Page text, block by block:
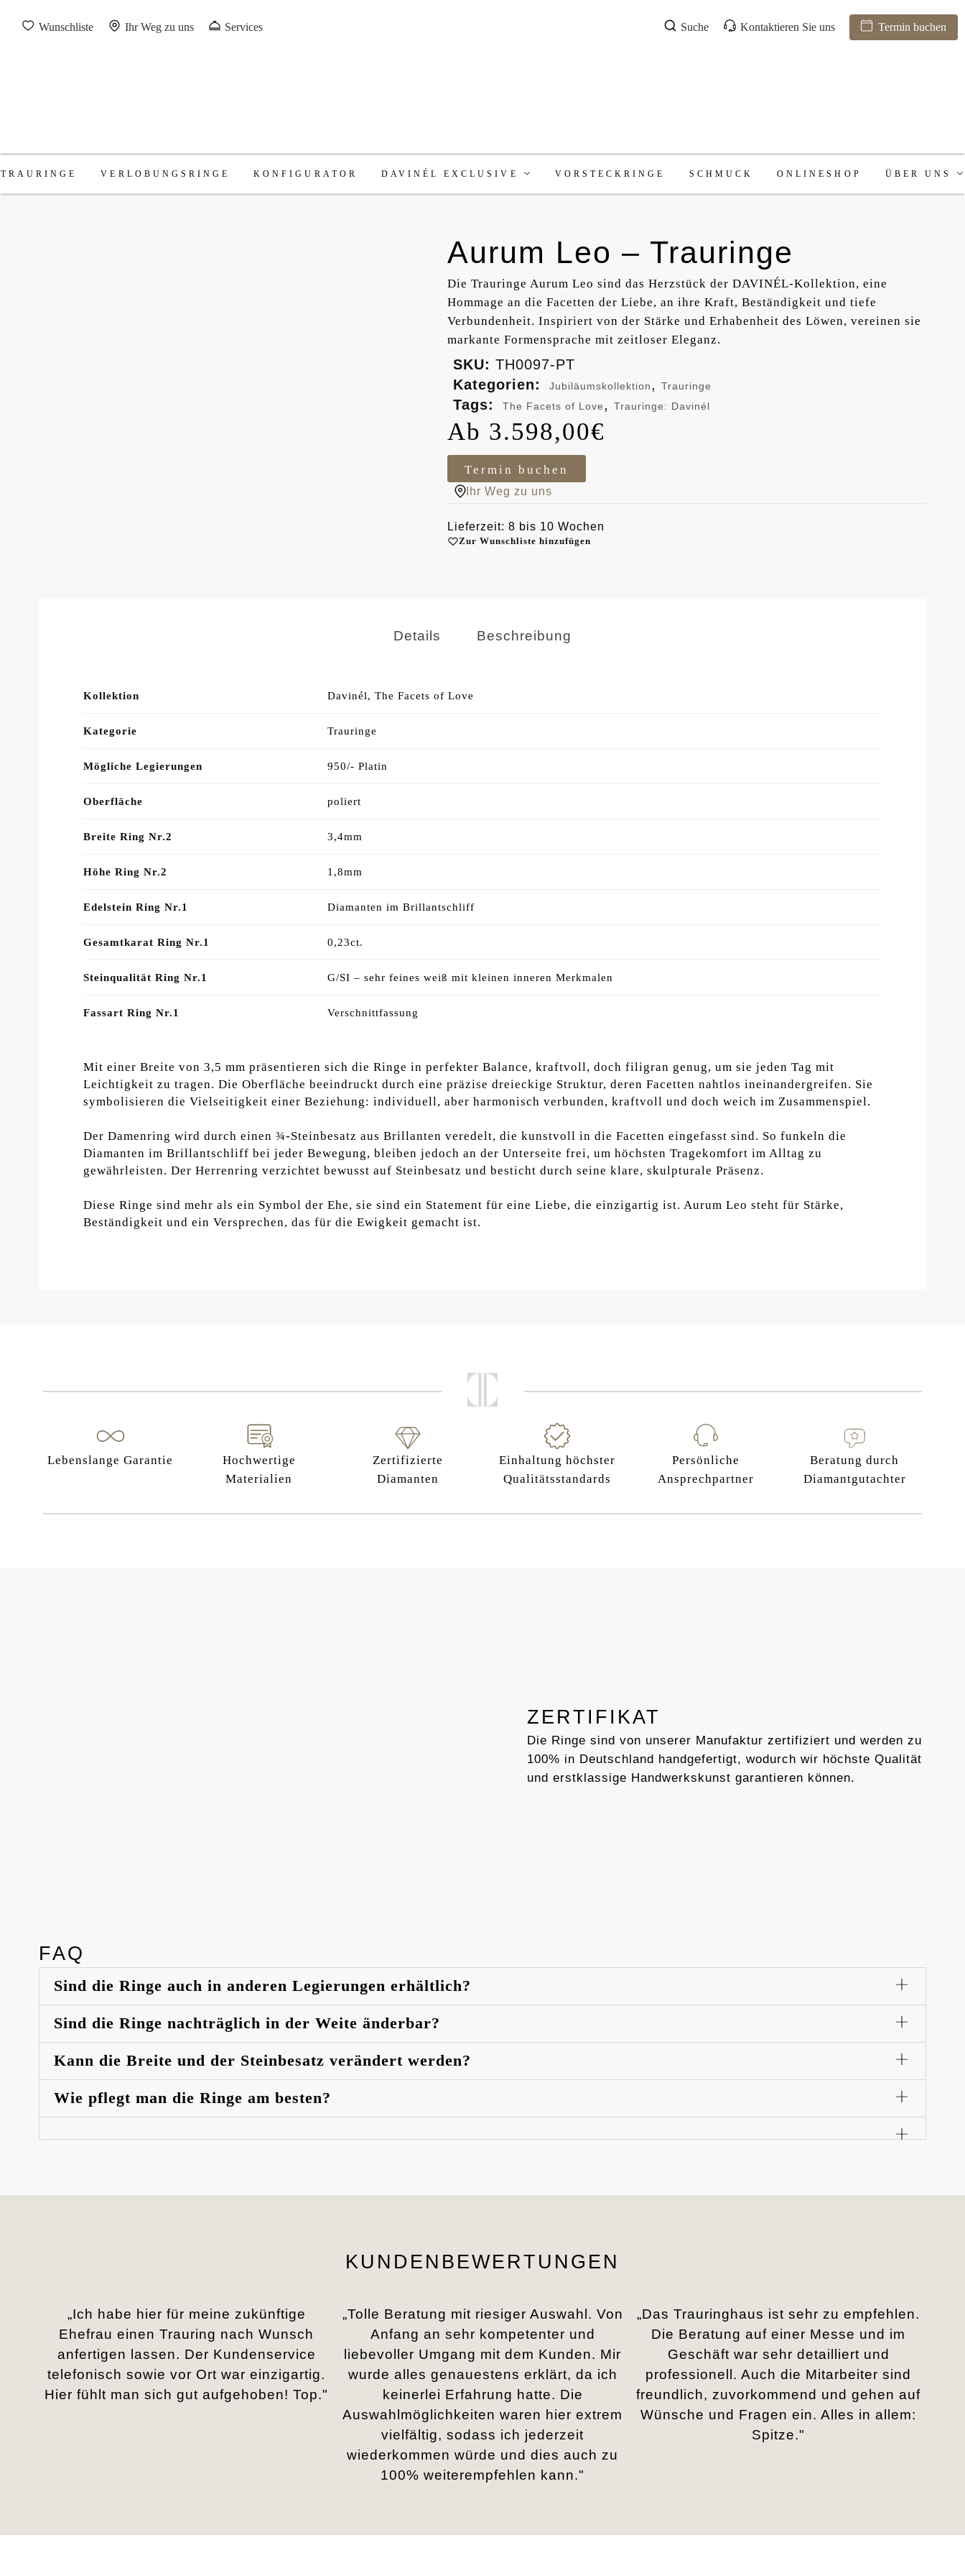
Wunschliste Ihr Weg zu uns Services Suche Kontaktieren Sie uns Termin buchen
TRAURINGE VERLOBUNGSRINGE KONFIGURATOR DAVINÉL EXCLUSIVE VORSTECKRINGE SCHMUCK ONLINESHOP ÜBER UNS
Aurum Leo – Trauringe
Die Trauringe Aurum Leo sind das Herzstück der DAVINÉL-Kollektion, eine
Hommage an die Facetten der Liebe, an ihre Kraft, Beständigkeit und tiefe
Verbundenheit. Inspiriert von der Stärke und Erhabenheit des Löwen, vereinen sie
markante Formensprache mit zeitloser Eleganz.
SKU: TH0097-PT
Kategorien:
Jubiläumskollektion, Trauringe
Tags: The Facets of Love, Trauringe: Davinél
3.598,00€
Termin buchen
Ihr Weg zu uns
Lieferzeit: 8 bis 10 Wochen
Zur Wunschliste hinzufügen
Details Beschreibung
Kollektion Davinél, The Facets of Love
Kategorie Trauringe
Mögliche Legierungen 950/- Platin
Oberfläche poliert
Breite Ring Nr.2 3,4mm
Höhe Ring Nr.2 1,8mm
Edelstein Ring Nr.1 Diamanten im Brillantschliff
Gesamtkarat Ring Nr.1 0,23ct.
Steinqualität Ring Nr.1 G/SI – sehr feines weiß mit kleinen inneren Merkmalen
Fassart Ring Nr.1 Verschnittfassung
Mit einer Breite von 3,5 mm präsentieren sich die Ringe in perfekter Balance, kraftvoll, doch filigran genug, um sie jeden Tag mit
Leichtigkeit zu tragen. Die Oberfläche beeindruckt durch eine präzise dreieckige Struktur, deren Facetten nahtlos ineinandergreifen. Sie
symbolisieren die Vielseitigkeit einer Beziehung: individuell, aber harmonisch verbunden, kraftvoll und doch weich im Zusammenspiel.
Der Damenring wird durch einen ¾-Steinbesatz aus Brillanten veredelt, die kunstvoll in die Facetten eingefasst sind. So funkeln die
Diamanten im Brillantschliff bei jeder Bewegung, bleiben jedoch an der Unterseite frei, um höchsten Tragekomfort im Alltag zu
gewährleisten. Der Herrenring verzichtet bewusst auf Steinbesatz und besticht durch seine klare, skulpturale Präsenz.
Diese Ringe sind mehr als ein Symbol der Ehe, sie sind ein Statement für eine Liebe, die einzigartig ist. Aurum Leo steht für Stärke,
Beständigkeit und ein Versprechen, das für die Ewigkeit gemacht ist.
Lebenslange Garantie
Hochwertige
Materialien
Zertifizierte
Diamanten
Einhaltung höchster
Qualitätsstandards
Persönliche
Ansprechpartner
Beratung durch
Diamantgutachter
ZERTIFIKAT
Die Ringe sind von unserer Manufaktur zertifiziert und werden zu
100% in Deutschland handgefertigt, wodurch wir höchste Qualität
und erstklassige Handwerkskunst garantieren können.
FAQ
Sind die Ringe auch in anderen Legierungen erhältlich?
Sind die Ringe nachträglich in der Weite änderbar?
Kann die Breite und der Steinbesatz verändert werden?
Wie pflegt man die Ringe am besten?
KUNDENBEWERTUNGEN
„Ich habe hier für meine zukünftige
Ehefrau einen Trauring nach Wunsch
anfertigen lassen. Der Kundenservice
telefonisch sowie vor Ort war einzigartig.
Hier fühlt man sich gut aufgehoben! Top."
„Tolle Beratung mit riesiger Auswahl. Von
Anfang an sehr kompetenter und
liebevoller Umgang mit dem Kunden. Mir
wurde alles genauestens erklärt, da ich
keinerlei Erfahrung hatte. Die
Auswahlmöglichkeiten waren hier extrem
vielfältig, sodass ich jederzeit
wiederkommen würde und dies auch zu
100% weiterempfehlen kann."
„Das Trauringhaus ist sehr zu empfehlen.
Die Beratung auf einer Messe und im
Geschäft war sehr detailliert und
professionell. Auch die Mitarbeiter sind
freundlich, zuvorkommend und gehen auf
Wünsche und Fragen ein. Alles in allem:
Spitze."